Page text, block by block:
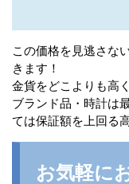
この価格を見逃さな
きます！
金貨をどこよりも高
ブランド品・時計は
ては保証額を上回る
お気軽に